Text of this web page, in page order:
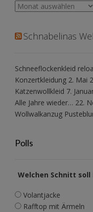
Archiv
Schnabelinas
Schneeflockenkleid
Konzertkleidung 2. Mai
Katzenwollkleid 7.
Alle Jahre wieder… 22.
Wollwalkanzug
Polls
Welchen Schnitt
Volantjacke
Rafftop mit Ärmeln